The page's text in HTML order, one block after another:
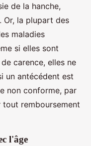
de la hanche,
Or, la plupart des
maladies
si elles sont
carence, elles ne
un antécédent est
non conforme, par
tout remboursement
l'âge